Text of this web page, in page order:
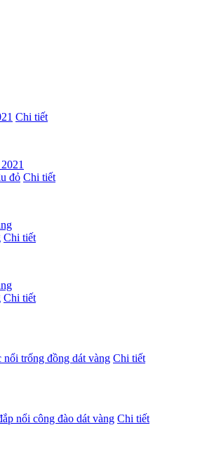
Chi tiết
đỏ Chi tiết
Chi tiết
Chi tiết
trống đồng dát vàng Chi tiết
nổi công đào dát vàng Chi tiết